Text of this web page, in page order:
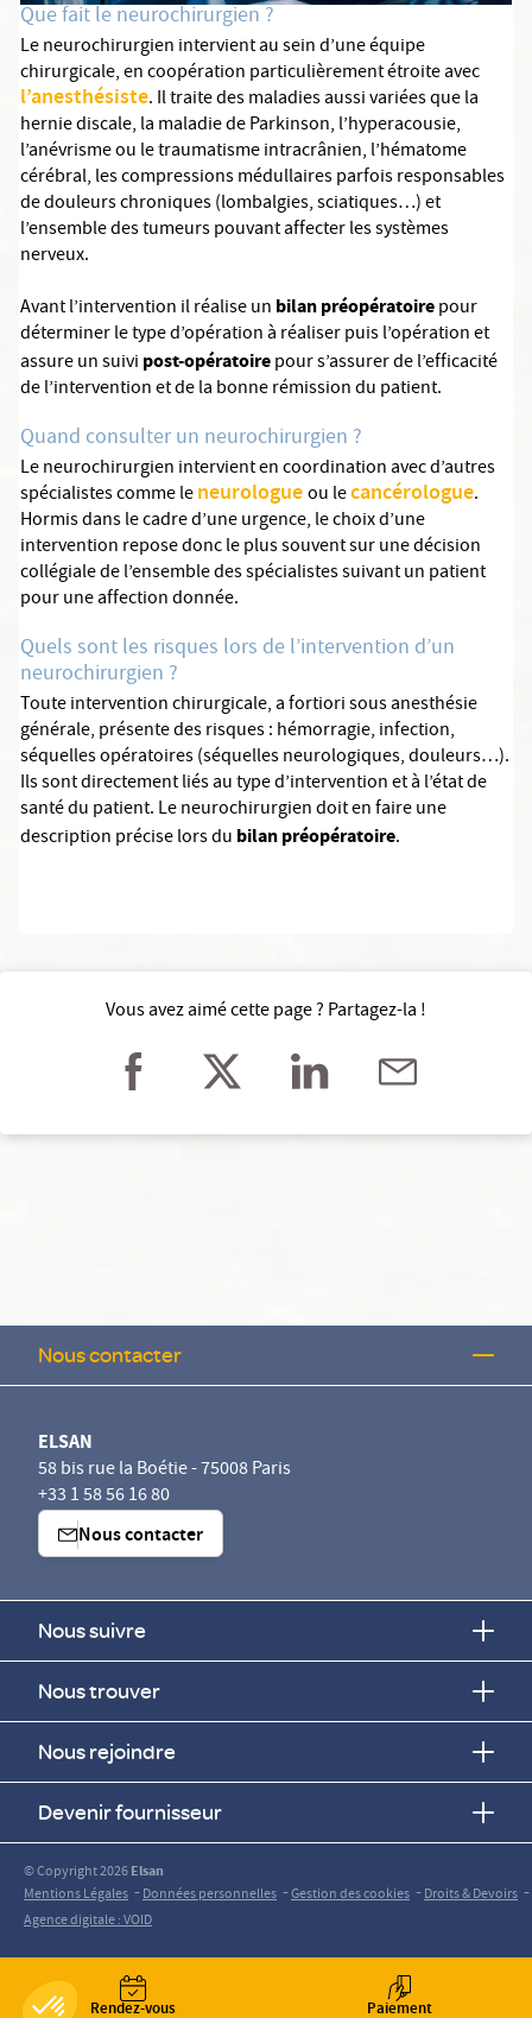
Rendez-vous Paiement
Que fait le neurochirurgien ?
Le neurochirurgien intervient au sein d’une équipe
chirurgicale, en coopération particulièrement étroite avec
l’anesthésiste. Il traite des maladies aussi variées que la
hernie discale, la maladie de Parkinson, l’hyperacousie,
l’anévrisme ou le traumatisme intracrânien, l’hématome
cérébral, les compressions médullaires parfois responsables
de douleurs chroniques (lombalgies, sciatiques…) et
l’ensemble des tumeurs pouvant affecter les systèmes
nerveux.
Avant l’intervention il réalise un bilan préopératoirepour
déterminer le type d’opération à réaliser puis l’opération et
assure un suivi post-opératoirepour s’assurer de l’efficacité
de l’intervention et de la bonne rémission du patient.
Quand consulter un neurochirurgien ?
Le neurochirurgien intervient en coordination avec d’autres
spécialistes comme leneurologueou lecancérologue.
Hormis dans le cadre d’une urgence, le choix d’une
intervention repose donc le plus souvent sur une décision
collégiale de l’ensemble des spécialistes suivant un patient
pour une affection donnée.
Quels sont les risques lors de l’intervention d’un
neurochirurgien ?
Toute intervention chirurgicale, a fortiori sous anesthésie
générale, présente des risques : hémorragie, infection,
séquelles opératoires (séquelles neurologiques, douleurs…).
Ils sont directement liés au type d’intervention et à l’état de
santé du patient. Le neurochirurgien doit en faire une
description précise lors du bilan préopératoire.
Vous avez aimé cette page ? Partagez-la !
Nous contacter
ELSAN
58 bis rue la Boétie - 75008 Paris
+33 1 58 56 16 80
Nous contacter
Nous suivre
Nous trouver
Nous rejoindre
Devenir fournisseur
© Copyright 2026Elsan
Mentions Légales -Données personnelles -Gestion des cookies -Droits & Devoirs -
Agence digitale : VOID